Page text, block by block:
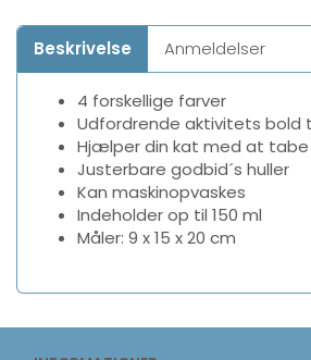
Beskrivelse Anmeldelser
4 forskellige farver
Udfordrende aktivitets bold
Hjælper din kat med at tabe
Justerbare godbid´s huller
Kan maskinopvaskes
Indeholder op til 150 ml
Måler: 9 x 15 x 20 cm